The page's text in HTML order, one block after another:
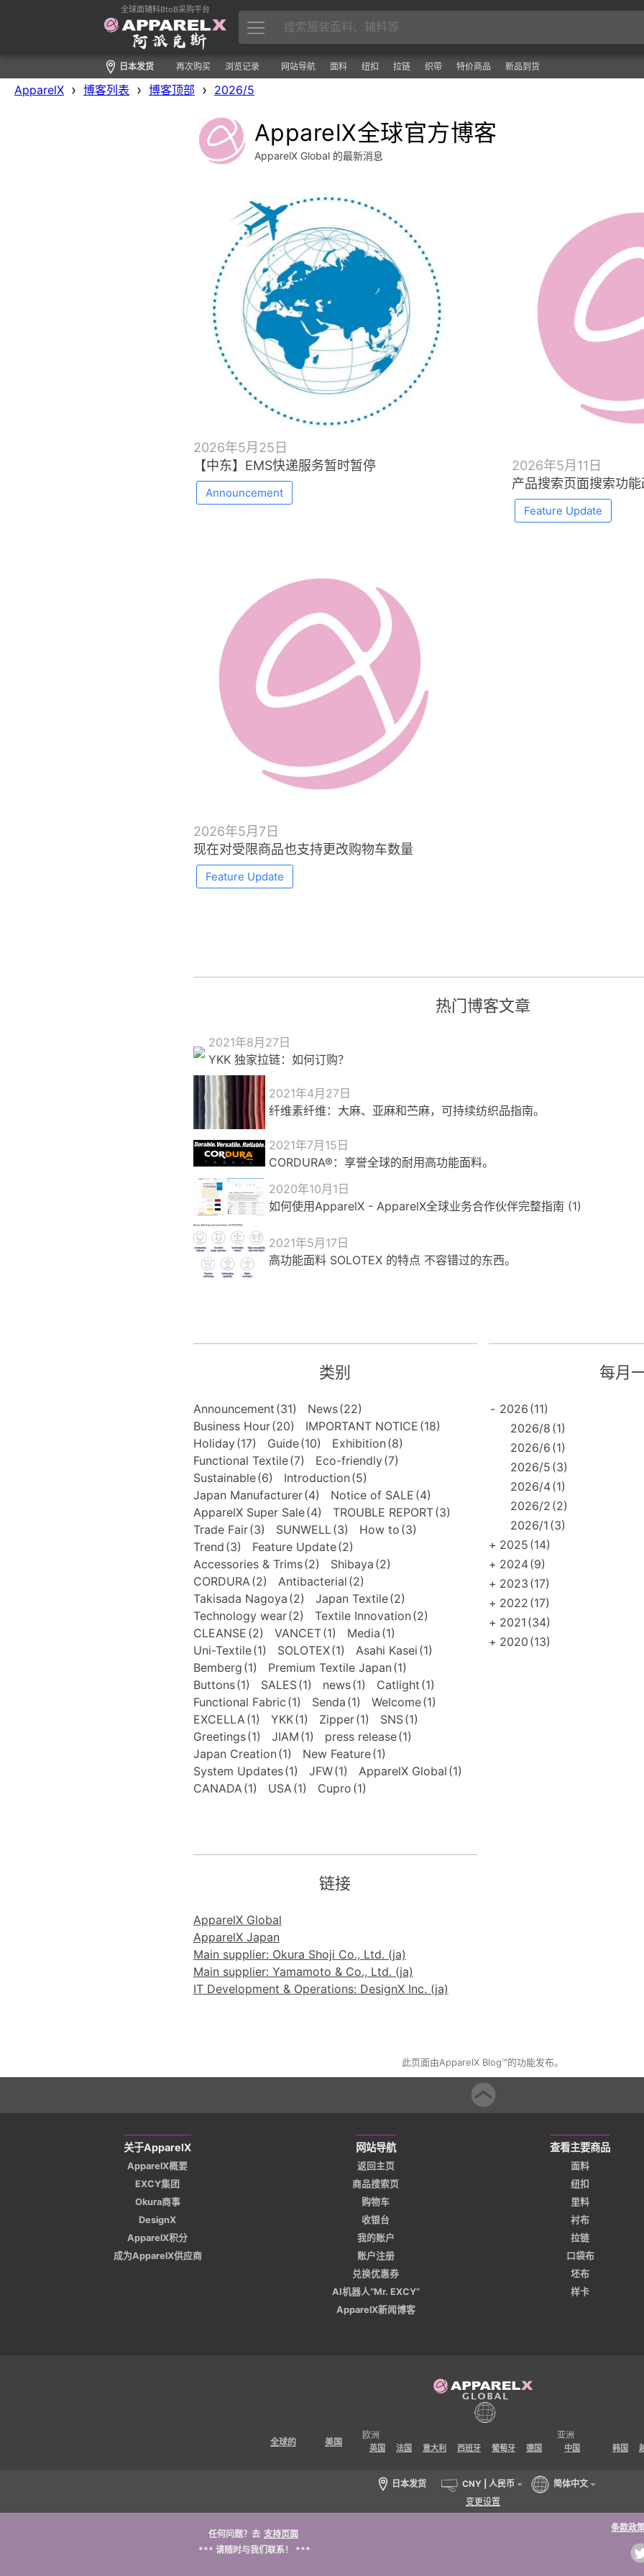
全球面辅料BtoB采购平台
日本发货 再次购买 浏览记录 网站导航 面料 纽扣 拉链 织带 特价商品 新品到货
ApparelX › 博客列表 › 博客顶部 › 2026/5
ApparelX全球官方博客
ApparelX Global 的最新消息
2026年5月25日
【中东】EMS快递服务暂时暂停
Announcement
2026年5月11日
产品搜索页面搜索功
Feature Update
2026年5月7日
现在对受限商品也支持更改购物车数量
Feature Update
热门博客文章
2021年8月27日
YKK 独家拉链：如何订购？
2021年4月27日
纤维素纤维：大麻、亚麻和苎麻，可持续纺织品指南。
2021年7月15日
CORDURA®：享誉全球的耐用高功能面料。
2020年10月1日
如何使用ApparelX - ApparelX全球业务合作伙伴完整指南 (1)
2021年5月17日
高功能面料 SOLOTEX 的特点 不容错过的东西。
类别
Announcement (31) News(22)
Business Hour(20) IMPORTANT NOTICE (18)
Holiday(17) Guide(10) Exhibition (8)
Functional Textile(7) Eco-friendly(7)
Sustainable(6) Introduction (5)
Japan Manufacturer(4) Notice of SALE (4)
ApparelX Super Sale(4) TROUBLE REPORT(3)
Trade Fair(3) SUNWELL (3) How to (3)
Trend (3) Feature Update(2)
Accessories & Trims(2) Shibaya (2)
CORDURA (2) Antibacterial (2)
Takisada Nagoya (2) Japan Textile(2)
Technology wear(2) Textile Innovation (2)
CLEANSE (2) VANCET(1) Media (1)
Uni-Textile(1) SOLOTEX(1) Asahi Kasei (1)
Bemberg (1) Premium Textile Japan (1)
Buttons(1) SALES(1) news(1) Catlight (1)
Functional Fabric (1) Senda (1) Welcome(1)
EXCELLA (1) YKK(1) Zipper(1) SNS(1)
Greetings(1) JIAM (1) press release(1)
Japan Creation (1) New Feature(1)
System Updates(1) JFW(1) ApparelX Global (1)
CANADA (1) USA (1) Cupro (1)
每月
- 2026 (11)
2026/8 (1)
2026/6 (1)
2026/5 (3)
2026/4(1)
2026/2 (2)
2026/1 (3)
+ 2025 (14)
+ 2024(9)
+ 2023 (17)
+ 2022 (17)
+ 2021 (34)
+ 2020 (13)
链接
ApparelX Global
ApparelX Japan
Main supplier: Okura Shoji Co., Ltd. (ja)
Main supplier: Yamamoto & Co., Ltd. (ja)
IT Development & Operations: DesignX Inc. (ja)
此页面由ApparelX Blog™的功能发布。
关于ApparelX
ApparelX概要
EXCY集团
Okura商事
DesignX
ApparelX积分
成为ApparelX供应商
网站导航
返回主页
商品搜索页
购物车
收银台
我的账户
账户注册
兑换优惠券
AI机器人“Mr. EXCY”
ApparelX新闻博客
查看主要商品
面料
纽扣
里料
衬布
拉链
口袋布
坯布
样卡
全球的 美国
欧洲
英国 法国 意大利 西班牙 葡萄牙 德国
亚洲
中国 韩国
日本发货 CNY | 人民币
简体中文
变更设置
任何问题？去 支持页面
*** 请随时与我们联系！ ***
条款政